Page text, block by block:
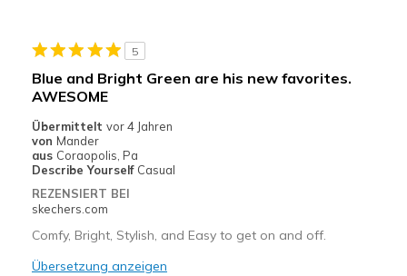
View On Shoes
Shoes are for Wearing
5
Blue and Bright Green are his new favorites.
AWESOME
Übermittelt vor 4 Jahren
von Mander
aus Coraopolis, Pa
Describe Yourself Casual
REZENSIERT BEI
skechers.com
Comfy, Bright, Stylish, and Easy to get on and off.
Übersetzung anzeigen